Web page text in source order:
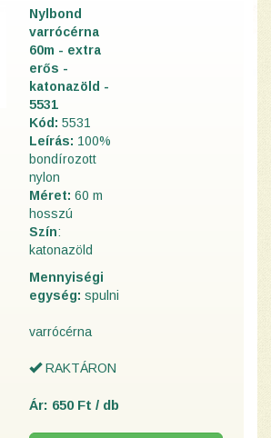
Nylbond
varrócérna
60m - extra
erős -
katonazöld -
5531
Kód: 5531
Leírás: 100%
bondírozott
nylon
Méret: 60 m
hosszú
Szín:
katonazöld
Mennyiségi
egység: spulni
varrócérna
RAKTÁRON
Ár: 650 Ft / db